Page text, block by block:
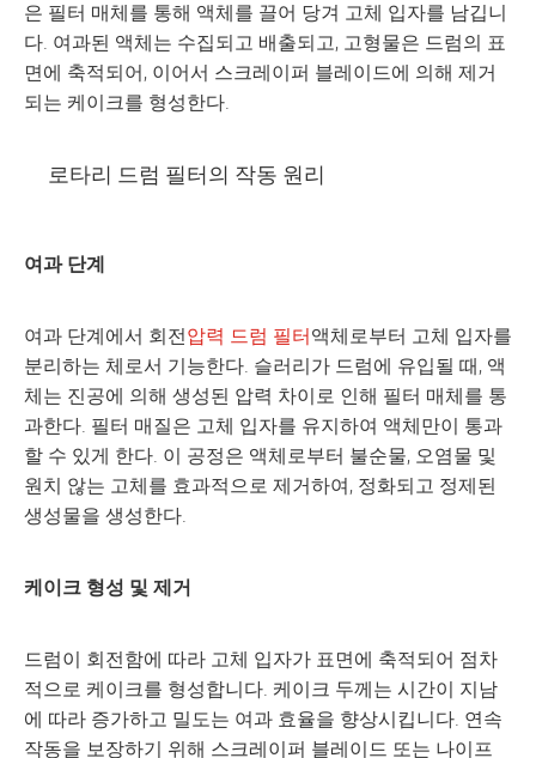
은 필터 매체를 통해 액체를 끌어 당겨 고체 입자를 남깁니
다. 여과된 액체는 수집되고 배출되고, 고형물은 드럼의 표
면에 축적되어, 이어서 스크레이퍼 블레이드에 의해 제거
되는 케이크를 형성한다.
로타리 드럼 필터의 작동 원리
여과 단계
여과 단계에서 회전압력 드럼 필터액체로부터 고체 입자를
분리하는 체로서 기능한다. 슬러리가 드럼에 유입될 때, 액
체는 진공에 의해 생성된 압력 차이로 인해 필터 매체를 통
과한다. 필터 매질은 고체 입자를 유지하여 액체만이 통과
할 수 있게 한다. 이 공정은 액체로부터 불순물, 오염물 및
원치 않는 고체를 효과적으로 제거하여, 정화되고 정제된
생성물을 생성한다.
케이크 형성 및 제거
드럼이 회전함에 따라 고체 입자가 표면에 축적되어 점차
적으로 케이크를 형성합니다. 케이크 두께는 시간이 지남
에 따라 증가하고 밀도는 여과 효율을 향상시킵니다. 연속
작동을 보장하기 위해 스크레이퍼 블레이드 또는 나이프